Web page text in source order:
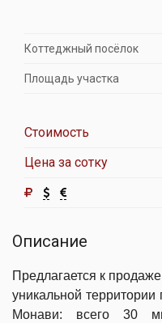
Коттеджный посёлок
Площадь участка
Стоимость
Цена за сотку
Описание
Предлагается к
уникальной
Монави: всего 30